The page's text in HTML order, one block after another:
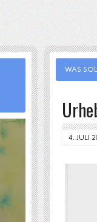
WAS
4. JULI